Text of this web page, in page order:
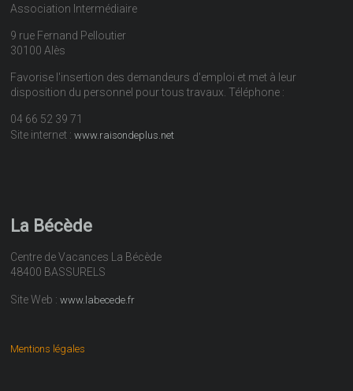
Association Intermédiaire
9 rue Fernand Pelloutier
30100 Alès
Favorise l'insertion des demandeurs d'emploi et met à leur
disposition du personnel pour tous travaux. Téléphone :
04 66 52 39 71
Site internet :www.raisondeplus.net
La Bécède
Centre de Vacances La Bécède
48400 BASSURELS
Site Web :www.labecede.fr
Mentions légales